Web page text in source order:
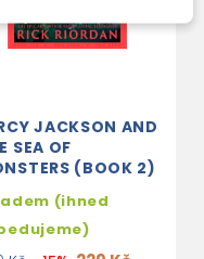
JACKSON AND
SEA OF
(BOOK 2)
(ihned